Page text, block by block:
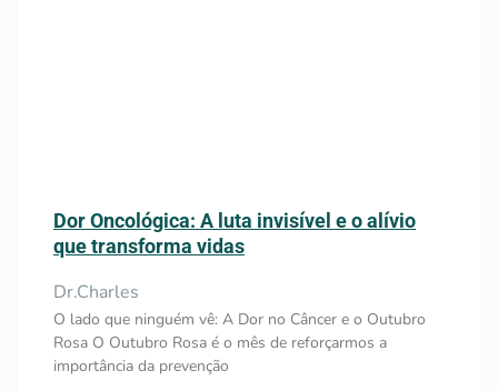
Dor Oncológica: A luta invisível e o alívio
que transforma vidas
Dr.Charles
O lado que ninguém vê: A Dor no Câncer e o Outubro
Rosa O Outubro Rosa é o mês de reforçarmos a
importância da prevenção